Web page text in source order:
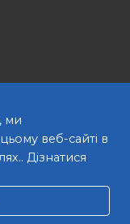
ми
веб-сайті в
Дізнатися